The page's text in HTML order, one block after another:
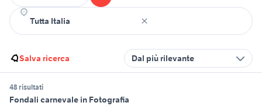
Salva ricerca Dal più rilevante
48 risultati
Fondali carnevale in Fotografia